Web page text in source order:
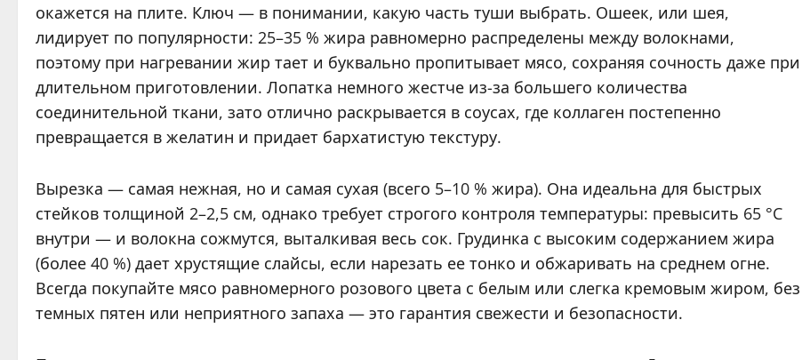
окажется на плите. Ключ — в понимании, какую часть туши выбрать. Ошеек, или шея,
лидирует по популярности: 25–35 % жира равномерно распределены между волокнами,
поэтому при нагревании жир тает и буквально пропитывает мясо, сохраняя сочность даже при
длительном приготовлении. Лопатка немного жестче из-за большего количества
соединительной ткани, зато отлично раскрывается в соусах, где коллаген постепенно
превращается в желатин и придает бархатистую текстуру.
Вырезка — самая нежная, но и самая сухая (всего 5–10 % жира). Она идеальна для быстрых
стейков толщиной 2–2,5 см, однако требует строгого контроля температуры: превысить 65 °C
внутри — и волокна сожмутся, выталкивая весь сок. Грудинка с высоким содержанием жира
(более 40 %) дает хрустящие слайсы, если нарезать ее тонко и обжаривать на среднем огне.
Всегда покупайте мясо равномерного розового цвета с белым или слегка кремовым жиром, без
темных пятен или неприятного запаха — это гарантия свежести и безопасности.